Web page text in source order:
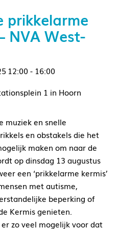
prikkelarme
NVA West-
12:00 - 16:00
1 in Hoorn
muziek en snelle
en obstakels die het
maken om naar de
op dinsdag 13 augustus
een ‘prikkelarme kermis’
met autisme,
beperking of
Kermis genieten.
zo veel mogelijk voor dat